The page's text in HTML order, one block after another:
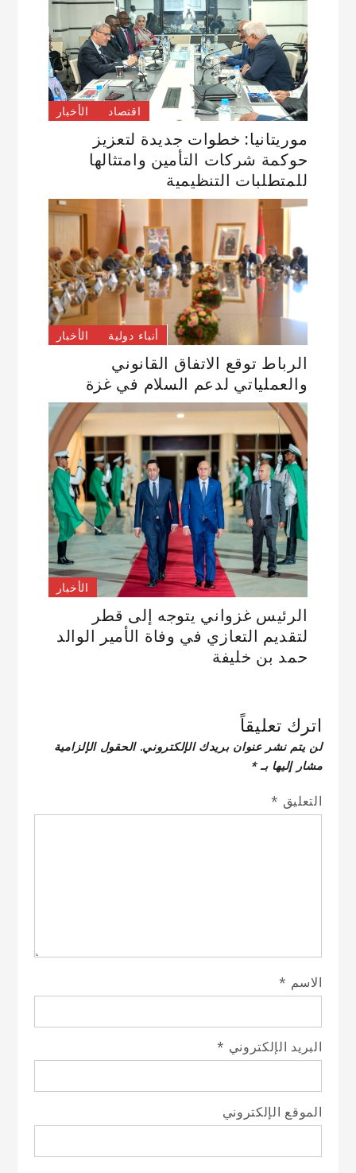
اقتصاد الأخبار
موريتانيا: خطوات جديدة لتعزيز
حوكمة شركات التأمين وامتثالها
للمتطلبات التنظيمية
أنباء دولية الأخبار
الرباط توقع الاتفاق القانوني
والعملياتي لدعم السلام في غزة
الأخبار
الرئيس غزواني يتوجه إلى قطر
لتقديم التعازي في وفاة الأمير الوالد
حمد بن خليفة
اترك تعليقاً
لن يتم نشر عنوان بريدك الإلكتروني. الحقول الإلزامية
مشار إليها بـ*
التعليق *
الاسم *
البريد الإلكتروني *
الموقع الإلكتروني